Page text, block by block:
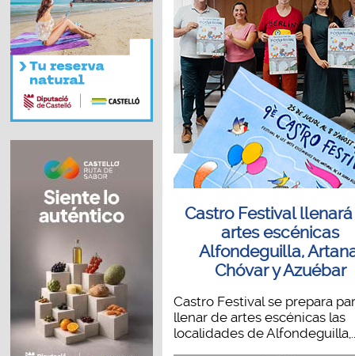
Castro Festival
artes escénicas
Alfondeguilla,
Chóvar y Azuébar
Castro Festival se prepara
llenar de artes escénicas las
localidades de